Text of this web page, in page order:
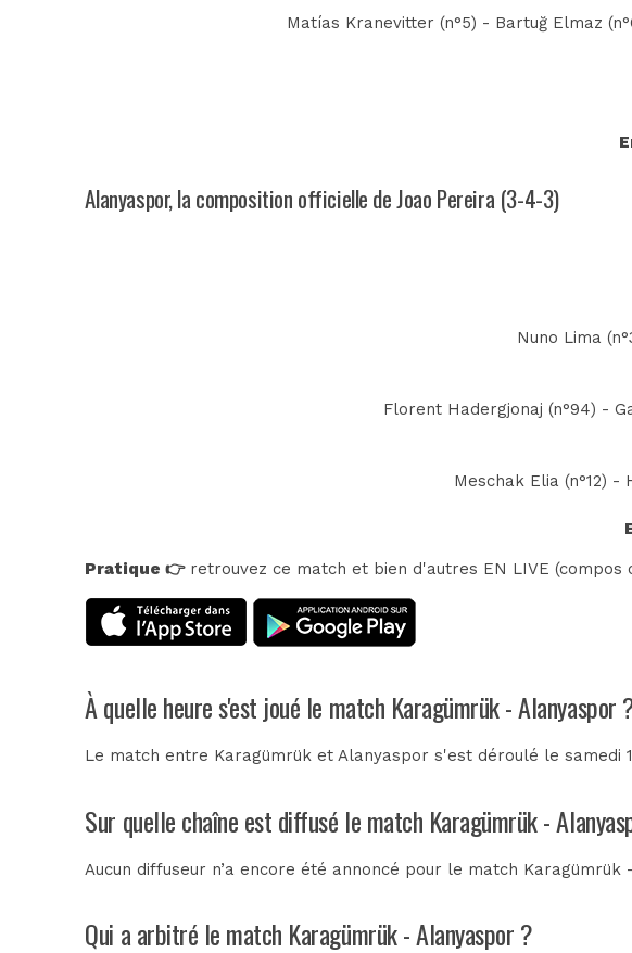
Matías Kranevitter (n°5) - Bartuğ Elmaz
Alanyaspor, la composition officielle de Joao Pereira (3-4-3)
Nuno Lima
Florent Hadergjonaj (n°94) -
Meschak Elia (n°12) -
Pratique 👉retrouvez ce match et bien d'autres EN LIVE (compos
À quelle heure s'est joué le match Karagümrük - Alanyaspor
Le match entre Karagümrük et Alanyaspor s'est déroulé le samedi
Sur quelle chaîne est diffusé le match Karagümrük -
Aucun diffuseur n’a encore été annoncé pour le match
Qui a arbitré le match Karagümrük - Alanyaspor ?